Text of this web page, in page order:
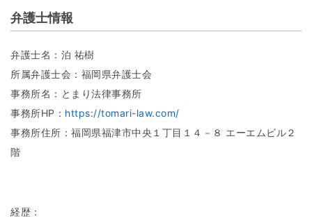
弁護士情報
弁護士名：泊 祐樹
所属弁護士会：福岡県弁護士会
事務所名：とまり法律事務所
事務所HP： https://tomari-law.com/
事務所住所：福岡県福津市中央１丁目１４－８ エーエムビル２
階
経歴：